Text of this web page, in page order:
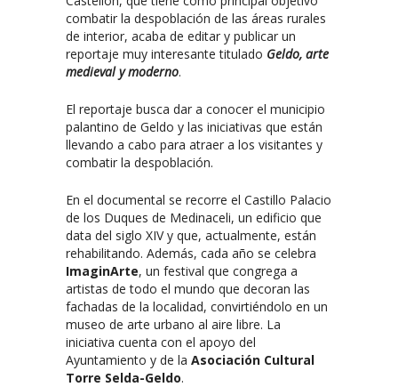
combatir la despoblación de las áreas rurales
de interior, acaba de editar y publicar un
reportaje muy interesante titulado Geldo, arte
medieval y moderno.
El reportaje busca dar a conocer el municipio
palantino de Geldo y las iniciativas que están
llevando a cabo para atraer a los visitantes y
combatir la despoblación.
En el documental se recorre el Castillo Palacio
de los Duques de Medinaceli, un edificio que
data del siglo XIV y que, actualmente, están
rehabilitando. Además, cada año se celebra
ImaginArte, un festival que congrega a
artistas de todo el mundo que decoran las
fachadas de la localidad, convirtiéndolo en un
museo de arte urbano al aire libre. La
iniciativa cuenta con el apoyo del
Ayuntamiento y de la Asociación Cultural
Torre Selda-Geldo.